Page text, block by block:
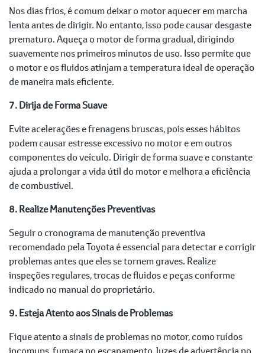
Nos dias frios, é comum deixar o motor aquecer em marcha
lenta antes de dirigir. No entanto, isso pode causar desgaste
prematuro. Aqueça o motor de forma gradual, dirigindo
suavemente nos primeiros minutos de uso. Isso permite que
o motor e os fluidos atinjam a temperatura ideal de operação
de maneira mais eficiente.
7. Dirija de Forma Suave
Evite acelerações e frenagens bruscas, pois esses hábitos
podem causar estresse excessivo no motor e em outros
componentes do veículo. Dirigir de forma suave e constante
ajuda a prolongar a vida útil do motor e melhora a eficiência
de combustível.
8. Realize Manutenções Preventivas
Seguir o cronograma de manutenção preventiva
recomendado pela Toyota é essencial para detectar e corrigir
problemas antes que eles se tornem graves. Realize
inspeções regulares, trocas de fluidos e peças conforme
indicado no manual do proprietário.
9. Esteja Atento aos Sinais de Problemas
Fique atento a sinais de problemas no motor, como ruídos
incomuns, fumaça no escapamento, luzes de advertência no